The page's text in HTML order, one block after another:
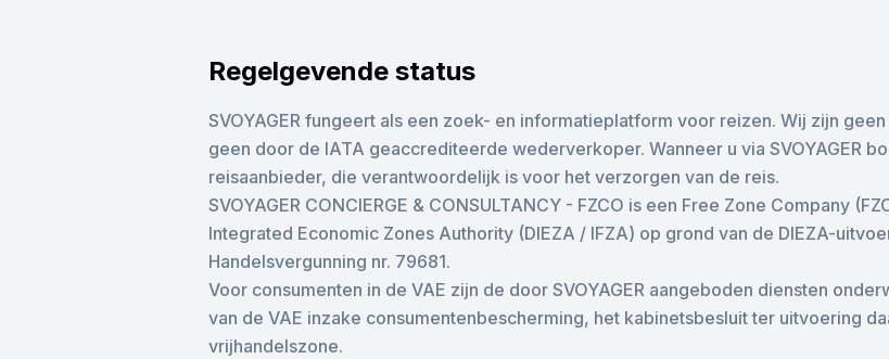
Regelgevende status
SVOYAGER fungeert als een zoek- en informatieplatform voor reizen. Wij zijn
geen door de IATA geaccrediteerde wederverkoper. Wanneer u via SVOYAGER
reisaanbieder, die verantwoordelijk is voor het verzorgen van de reis.
SVOYAGER CONCIERGE & CONSULTANCY - FZCO is een Free Zone Company
Integrated Economic Zones Authority (DIEZA / IFZA) op grond van de DIEZA-
Handelsvergunning nr. 79681.
Voor consumenten in de VAE zijn de door SVOYAGER aangeboden diensten
van de VAE inzake consumentenbescherming, het kabinetsbesluit ter uitvoering
vrijhandelszone.